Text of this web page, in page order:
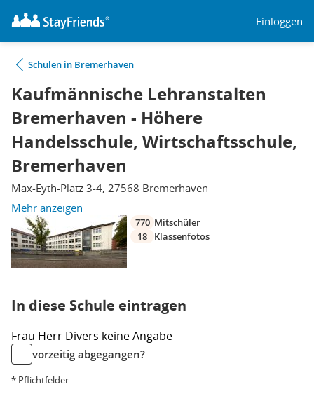
Einloggen
Schulen in Bremerhaven
Kaufmännische Lehranstalten
Bremerhaven - Höhere
Handelsschule, Wirtschaftsschule,
Bremerhaven
Max-Eyth-Platz 3-4, 27568 Bremerhaven
Mehr anzeigen
770 Mitschüler
18
Klassenfotos
In diese Schule eintragen
Frau Herr Divers keine Angabe
vorzeitig abgegangen?
* Pflichtfelder